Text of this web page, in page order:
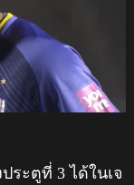
ระตูที่ 3 ได้ในเจ